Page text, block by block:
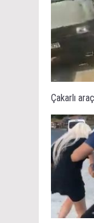
Çakarlı